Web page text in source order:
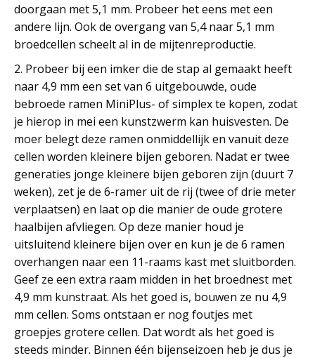
doorgaan met 5,1 mm. Probeer het eens met een
andere lijn. Ook de overgang van 5,4 naar 5,1 mm
broedcellen scheelt al in de mijtenreproductie.
2. Probeer bij een imker die de stap al gemaakt heeft
naar 4,9 mm een set van 6 uitgebouwde, oude
bebroede ramen MiniPlus- of simplex te kopen, zodat
je hierop in mei een kunstzwerm kan huisvesten. De
moer belegt deze ramen onmiddellijk en vanuit deze
cellen worden kleinere bijen geboren. Nadat er twee
generaties jonge kleinere bijen geboren zijn (duurt 7
weken), zet je de 6-ramer uit de rij (twee of drie meter
verplaatsen) en laat op die manier de oude grotere
haalbijen afvliegen. Op deze manier houd je
uitsluitend kleinere bijen over en kun je de 6 ramen
overhangen naar een 11-raams kast met sluitborden.
Geef ze een extra raam midden in het broednest met
4,9 mm kunstraat. Als het goed is, bouwen ze nu 4,9
mm cellen. Soms ontstaan er nog foutjes met
groepjes grotere cellen. Dat wordt als het goed is
steeds minder. Binnen één bijenseizoen heb je dus je